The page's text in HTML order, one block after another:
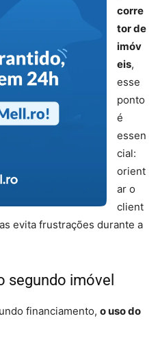
corre
tor de
imóv
eis,
esse
ponto
é
essen
cial:
orient
ar o
client
evita frustrações durante a
segundo imóvel
financiamento, o uso do